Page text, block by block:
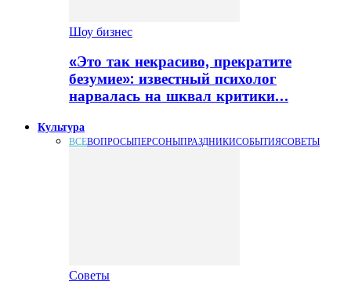
Шоу бизнес
«Это так некрасиво, прекратите
безумие»: известный психолог
нарвалась на шквал критики…
Культура
ВСЕВОПРОСЫПЕРСОНЫПРАЗДНИКИСОБЫТИЯСОВЕТЫ
Советы